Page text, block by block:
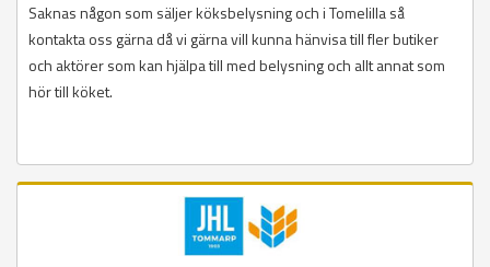
Saknas någon som säljer köksbelysning och i Tomelilla så
kontakta oss gärna då vi gärna vill kunna hänvisa till fler butiker
och aktörer som kan hjälpa till med belysning och allt annat som
hör till köket.